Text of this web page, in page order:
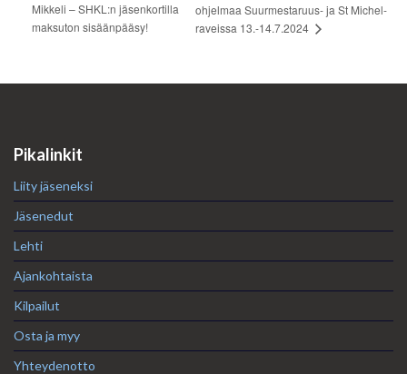
Mikkeli – SHKL:n jäsenkortilla
maksuton sisäänpääsy!
ohjelmaa Suurmestaruus- ja St Michel-
raveissa 13.-14.7.2024
Pikalinkit
Liity jäseneksi
Jäsenedut
Lehti
Ajankohtaista
Kilpailut
Osta ja myy
Yhteydenotto